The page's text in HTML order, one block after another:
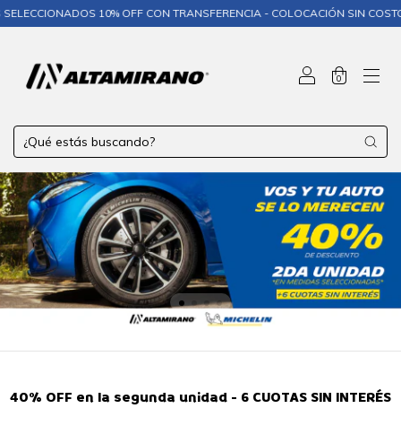
10% OFF CON TRANSFERENCIA - COLOCACIÓN SIN COSTO❄️ ❄️
0
40% OFF en la segunda unidad - 6 CUOTAS SIN INTERÉS